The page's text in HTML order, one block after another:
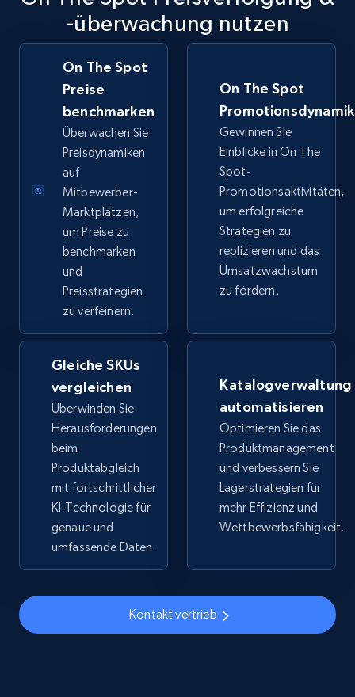
TikTok Shop
URL, Title, Available, Description, Currency, Initial
price, Final price, Discount percent, and more.
5.4K+ Jetzt anfangen
TikTok Shop - category
URL, Title, Available, Description, Currency, Initial
price, Final price, Discount percent, and more.
5.4K+ 668+ Jetzt anfangen
TikTok Shop - Collect TikTok shop products
URL, Title, Available, Description, Currency, Initial
price, Final price, Discount percent, and more.
5.4K+ 668+ Jetzt anfangen
TikTok Shop - discover records by shop url
URL, Title, Available, Description, Currency, Initial
price, Final price, Discount percent, and more.
5.4K+ 668+ Jetzt anfangen
-überwachung nutzen
On The Spot
Preise
benchmarken
Überwachen Sie
Preisdynamiken
auf
Mitbewerber-
Marktplätzen,
um Preise zu
benchmarken
und
Preisstrategien
zu verfeinern.
On The Spot
Gewinnen Sie
Einblicke in On The
Spot-
Promotionsaktivitäten,
um erfolgreiche
Strategien zu
replizieren und das
Umsatzwachstum
zu fördern.
Gleiche SKUs
vergleichen
Überwinden Sie
Herausforderungen
beim
Produktabgleich
mit fortschrittlicher
KI-Technologie für
genaue und
umfassende Daten.
Katalogverwaltung
automatisieren
Optimieren Sie das
Produktmanagement
und verbessern Sie
Lagerstrategien für
mehr Effizienz und
Wettbewerbsfähigkeit.
Kontakt vertrieb